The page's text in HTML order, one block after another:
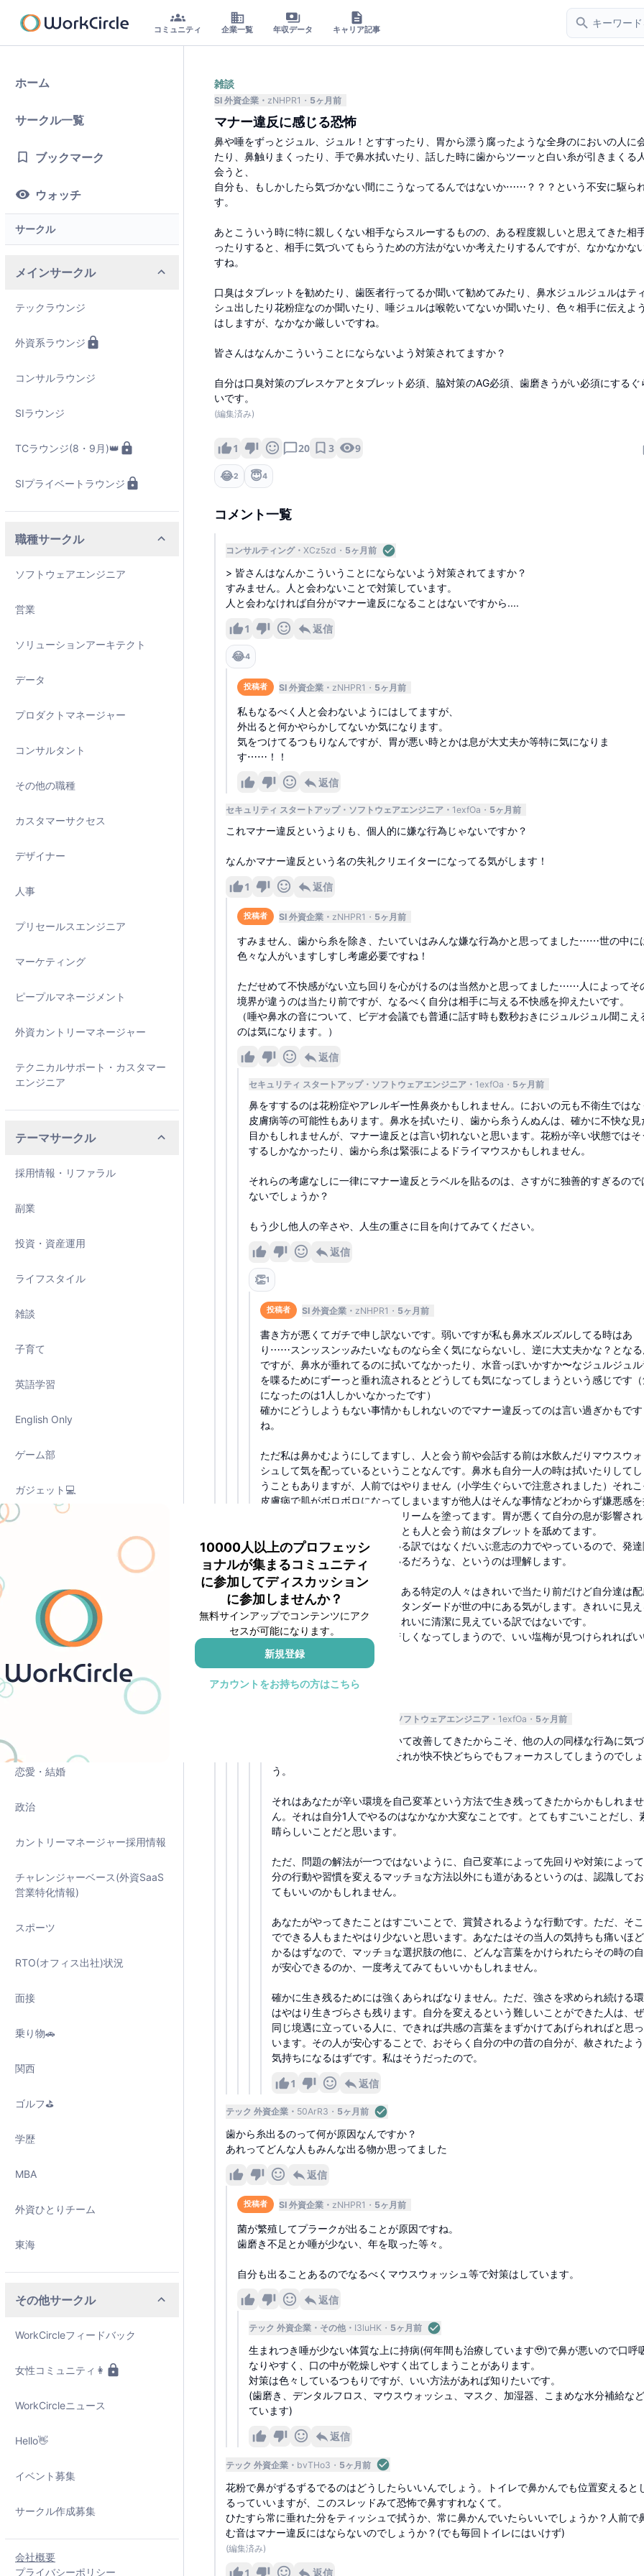
コミュニティ 企業一覧 年収データ キャリア記事
ホーム
サークル一覧
ブックマーク
ウォッチ
サークル
メインサークル
テックラウンジ
外資系ラウンジ
コンサルラウンジ
SIラウンジ
TCラウンジ(8・9月)👑
SIプライベートラウンジ
職種サークル
ソフトウェアエンジニア
営業
ソリューションアーキテクト
データ
プロダクトマネージャー
コンサルタント
その他の職種
カスタマーサクセス
デザイナー
人事
プリセールスエンジニア
マーケティング
ピープルマネージメント
外資カントリーマネージャー
テクニカルサポート・カスタマー
エンジニア
テーマサークル
採用情報・リファラル
副業
投資・資産運用
ライフスタイル
雑談
子育て
英語学習
English Only
ゲーム部
ガジェット💻
注目のニュース
裏話🤫
証明済み年収物語
海外勤務・海外キャリア
恋愛・結婚
政治
カントリーマネージャー採用情報
チャレンジャーベース(外資SaaS
営業特化情報)
スポーツ
RTO(オフィス出社)状況
面接
乗り物🚗
関西
ゴルフ⛳️
学歴
MBA
外資ひとりチーム
東海
その他サークル
WorkCircleフィードバック
女性コミュニティ👩
WorkCircleニュース
Hello👋
イベント募集
サークル作成募集
会社概要
プライバシーポリシー
10000人以上のプロフェッシ
ョナルが集まるコミュニティ
に参加してディスカッション
に参加しませんか？
無料サインアップでコンテンツにアク
セスが可能になります。
新規登録
アカウントをお持ちの方はこちら
雑談
SI 外資企業 zNHPR1 5ヶ月前
マナー違反に感じる恐怖
鼻や唾をずっとジュル、ジュル！とすすったり、胃から漂う腐ったような全身のにおいの人に
たり、鼻触りまくったり、手で鼻水拭いたり、話した時に歯からツーッと白い糸が引きまくる
会うと、
自分も、もしかしたら気づかない間にこうなってるんではないか⋯⋯？？？という不安に駆ら
す。
あとこういう時に特に親しくない相手ならスルーするものの、ある程度親しいと思えてきた相
ったりすると、相手に気づいてもらうための方法がないか考えたりするんですが、なかなかな
すね。
口臭はタブレットを勧めたり、歯医者行ってるか聞いて勧めてみたり、鼻水ジュルジュルはテ
シュ出したり花粉症なのか聞いたり、唾ジュルは喉乾いてないか聞いたり、色々相手に伝えよ
はしますが、なかなか厳しいですね。
皆さんはなんかこういうことにならないよう対策されてますか？
自分は口臭対策のブレスケアとタブレット必須、脇対策のAG必須、歯磨きうがい必須にするぐ
いです。
(編集済み)
1 20 3 9
😂2 😇4
コメント一覧
コンサルティング XCz5zd 5ヶ月前
> 皆さんはなんかこういうことにならないよう対策されてますか？
すみません。人と会わないことで対策しています。
人と会わなければ自分がマナー違反になることはないですから....
1 返信
😂4
投稿者 SI 外資企業 zNHPR1 5ヶ月前
私もなるべく人と会わないようにはしてますが、
外出ると何かやらかしてないか気になります。
気をつけてるつもりなんですが、胃が悪い時とかは息が大丈夫か等特に気になりま
す⋯⋯！！
返信
セキュリティ スタートアップ ソフトウェアエンジニア 1exfOa 5ヶ月前
これマナー違反というよりも、個人的に嫌な行為じゃないですか？
なんかマナー違反という名の失礼クリエイターになってる気がします！
1 返信
投稿者 SI 外資企業 zNHPR1 5ヶ月前
すみません、歯から糸を除き、たいていはみんな嫌な行為かと思ってました⋯⋯世の中に
色々な人がいますしすし考慮必要ですね！
ただせめて不快感がない立ち回りを心がけるのは当然かと思ってました⋯⋯人によってそ
境界が違うのは当たり前ですが、なるべく自分は相手に与える不快感を抑えたいです。
（唾や鼻水の音について、ビデオ会議でも普通に話す時も数秒おきにジュルジュル聞こえ
のは気になります。）
返信
セキュリティ スタートアップ ソフトウェアエンジニア 1exfOa 5ヶ月前
鼻をすするのは花粉症やアレルギー性鼻炎かもしれません。においの元も不衛生ではな
皮膚病等の可能性もあります。鼻水を拭いたり、歯から糸うんぬんは、確かに不快な見
目かもしれませんが、マナー違反とは言い切れないと思います。花粉が辛い状態ではそ
するしかなかったり、歯から糸は緊張によるドライマウスかもしれません。
それらの考慮なしに一律にマナー違反とラベルを貼るのは、さすがに独善的すぎるので
ないでしょうか？
もう少し他人の辛さや、人生の重さに目を向けてみてください。
返信
👏1
投稿者 SI 外資企業 zNHPR1 5ヶ月前
書き方が悪くてガチで申し訳ないです。弱いですが私も鼻水ズルズルしてる時はあ
り⋯⋯スンッスンッみたいなものなら全く気にならないし、逆に大丈夫かな？とな
ですが、鼻水が垂れてるのに拭いてなかったり、水音っぽいかすか〜なジュルジュ
を喋るためにずーっと垂れ流されるとどうしても気になってしまうという感じです
になったのは1人しかいなかったです）
確かにどうしようもない事情かもしれないのでマナー違反ってのは言い過ぎかもです
ね。
ただ私は鼻かむようにしてますし、人と会う前や会話する前は水飲んだりマウスウ
シュして気を配っているということなんです。鼻水も自分一人の時は拭いたりして
うこともありますが、人前ではやりません（小学生ぐらいで注意されました）それ
皮膚病で肌がボロボロになってしまいますが他人はそんな事情などわからず嫌悪感
って見てきます。なので常にクリームを塗ってます。胃が悪くて自分の息が影響さ
時も何度もありますが、少なくとも人と会う前はタブレットを舐めてます。
私自身がこれを自然にやっている訳ではなくだいぶ意志の力でやっているので、発
害などの事情でできない人もいるだろうな、というのは理解します。
ただ見え方や不快感について、ある特定の人々はきれいで当たり前だけど自分達は
されてほしいみたいなダブルスタンダードが世の中にある気がします。きれいに見
人たちは何の努力もせずに、きれいに清潔に見えている訳ではないです。
あまりにも押し付け合うと息苦しくなってしまうので、いい塩梅が見つけられれば
のですが⋯⋯。
(編集済み)
返信
ソフトウェアエンジニア 1exfOa 5ヶ月前
たぶんあなたは自分で気づいて改善してきたからこそ、他の人の同様な行為に気
てしまうのだと思います。それが快不快どちらでもフォーカスしてしまうのでしょ
う。
それはあなたが辛い環境を自己変革という方法で生き残ってきたからかもしれませ
ん。それは自分1人でやるのはなかなか大変なことです。とてもすごいことだし、
晴らしいことだと思います。
ただ、問題の解法が一つではないように、自己変革によって先回りや対策によっ
分の行動や習慣を変えるマッチョな方法以外にも道があるというのは、認識して
てもいいのかもしれません。
あなたがやってきたことはすごいことで、賞賛されるような行動です。ただ、そ
でできる人もまたやはり少ないと思います。あなたはその当人の気持ちも痛いほ
かるはずなので、マッチョな選択肢の他に、どんな言葉をかけられたらその時の
が安心できるのか、一度考えてみてもいいかもしれません。
確かに生き残るためには強くあらればなりません。ただ、強さを求められ続ける
はやはり生きづらさも残ります。自分を変えるという難しいことができた人は、
同じ境遇に立っている人に、できれば共感の言葉をまずかけてあげられればと思
います。その人が安心することで、おそらく自分の中の昔の自分が、赦されたよ
気持ちになるはずです。私はそうだったので。
1 返信
テック 外資企業 50ArR3 5ヶ月前
歯から糸出るのって何が原因なんですか？
あれってどんな人もみんな出る物か思ってました
返信
投稿者 SI 外資企業 zNHPR1 5ヶ月前
菌が繁殖してプラークが出ることが原因ですね。
歯磨き不足とか唾が少ない、年を取った等々。
自分も出ることあるのでなるべくマウスウォッシュ等で対策はしています。
返信
テック 外資企業 その他 I3luHK 5ヶ月前
生まれつき唾が少ない体質な上に持病(何年間も治療しています🥹)で鼻が悪いので口呼
なりやすく、口の中が乾燥しやすく出てしまうことがあります。
対策は色々しているつもりですが、いい方法があれば知りたいです。
(歯磨き、デンタルフロス、マウスウォッシュ、マスク、加湿器、こまめな水分補給な
ています)
返信
テック 外資企業 bvTHo3 5ヶ月前
花粉で鼻がずるずるでるのはどうしたらいいんでしょう。トイレで鼻かんでも位置変えると
るっていいますが、このスレッドみて恐怖で鼻すすれなくて。
ひたすら常に垂れた分をティッシュで拭うか、常に鼻かんでいたらいいでしょうか？人前で
む音はマナー違反にはならないのでしょうか？(でも毎回トイレにはいけず)
(編集済み)
1 返信